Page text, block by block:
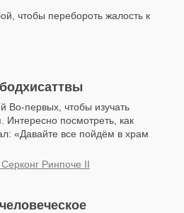
чтобы перебороть жалость к
Во-первых, чтобы изучать
посмотреть, как
«Давайте все пойдём в храм
Ринпоче II